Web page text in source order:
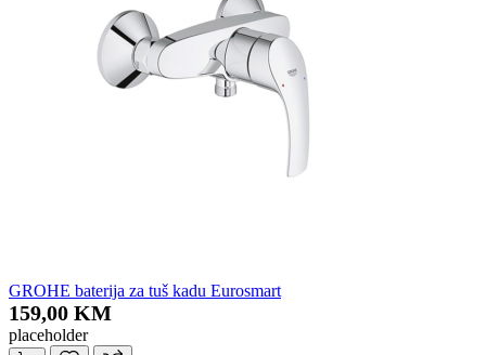
GROHE baterija za tuš kadu Eurosmart
159,00 KM
placeholder